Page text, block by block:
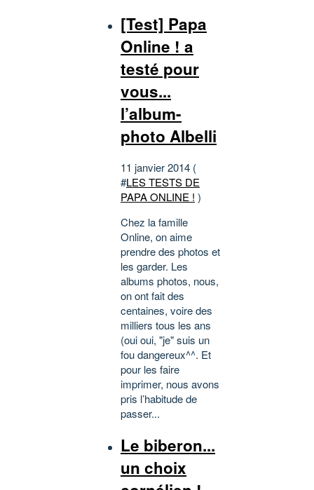
[Test] Papa
Online ! a
testé pour
vous...
l’album-
photo Albelli
11 janvier 2014 (
#LES TESTS DE
PAPA ONLINE ! )
Chez la famille
Online, on aime
prendre des photos et
les garder. Les
albums photos, nous,
on ont fait des
centaines, voire des
milliers tous les ans
(oui oui, "je" suis un
fou dangereux^^. Et
pour les faire
imprimer, nous avons
pris l’habitude de
passer...
Le biberon...
un choix